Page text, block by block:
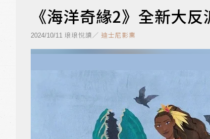
《海洋奇緣2》全新大
2024/10/11 琅琅悅讀／ 迪士尼影業